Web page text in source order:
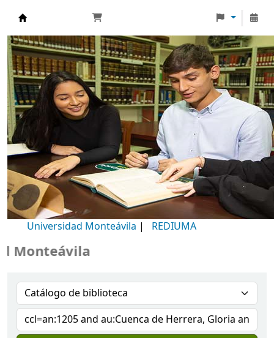
Biblioteca Universidad Monteávila
Universidad Monteávila | REDIUMA